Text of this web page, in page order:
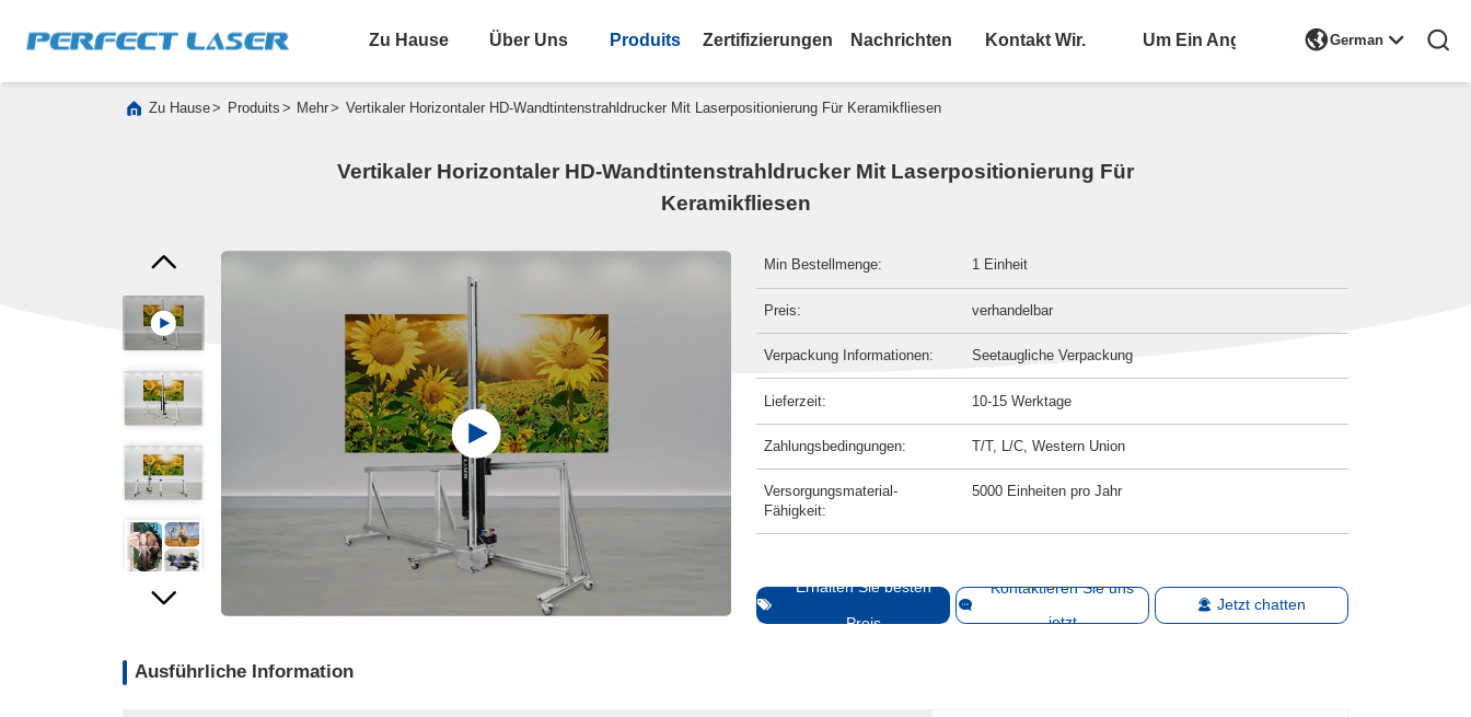
Zu Hause Über Uns Produits Zertifizierungen Nachrichten Kontakt Wir. Bitte Um Ein Angebot German 
Zu Hause> Produits > Mehr> Vertikaler Horizontaler HD-Wandtintenstrahldrucker Mit Laserpositionierung Für Keramikfliesen
Vertikaler Horizontaler HD-Wandtintenstrahldrucker Mit Laserpositionierung Für
Keramikfliesen
Min Bestellmenge: 1 Einheit
Preis: verhandelbar
Verpackung Informationen: Seetaugliche Verpackung
Lieferzeit: 10-15 Werktage
Zahlungsbedingungen: T/T, L/C, Western Union
Versorgungsmaterial-
Fähigkeit:
5000 Einheiten pro Jahr
Erhalten Sie besten
Preis
Kontaktieren Sie uns
jetzt
Jetzt chatten
Ausführliche Information